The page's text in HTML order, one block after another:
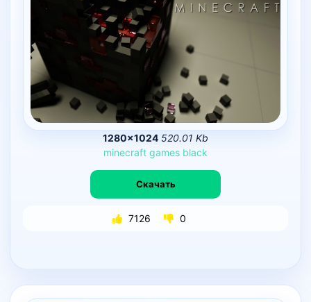
1280×1024 520.01 Kb
minecraft games black
Скачать
7126 0